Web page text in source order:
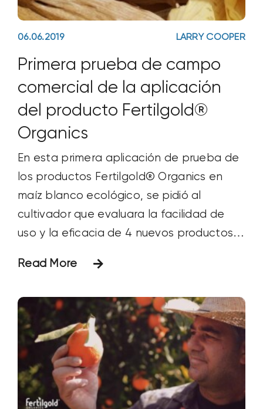
06.06.2019 LARRY COOPER
Primera prueba de campo
comercial de la aplicación
del producto Fertilgold®
Organics
En esta primera aplicación de prueba de
los productos Fertilgold® Organics en
maíz blanco ecológico, se pidió al
cultivador que evaluara la facilidad de
uso y la eficacia de 4 nuevos productos
Fertilgold® Organics, incluidos...
Read More